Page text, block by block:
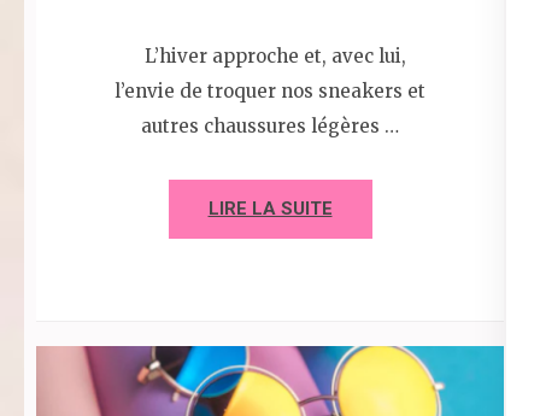
L’hiver approche et, avec lui,
l’envie de troquer nos sneakers et
autres chaussures légères …
LIRE LA SUITE